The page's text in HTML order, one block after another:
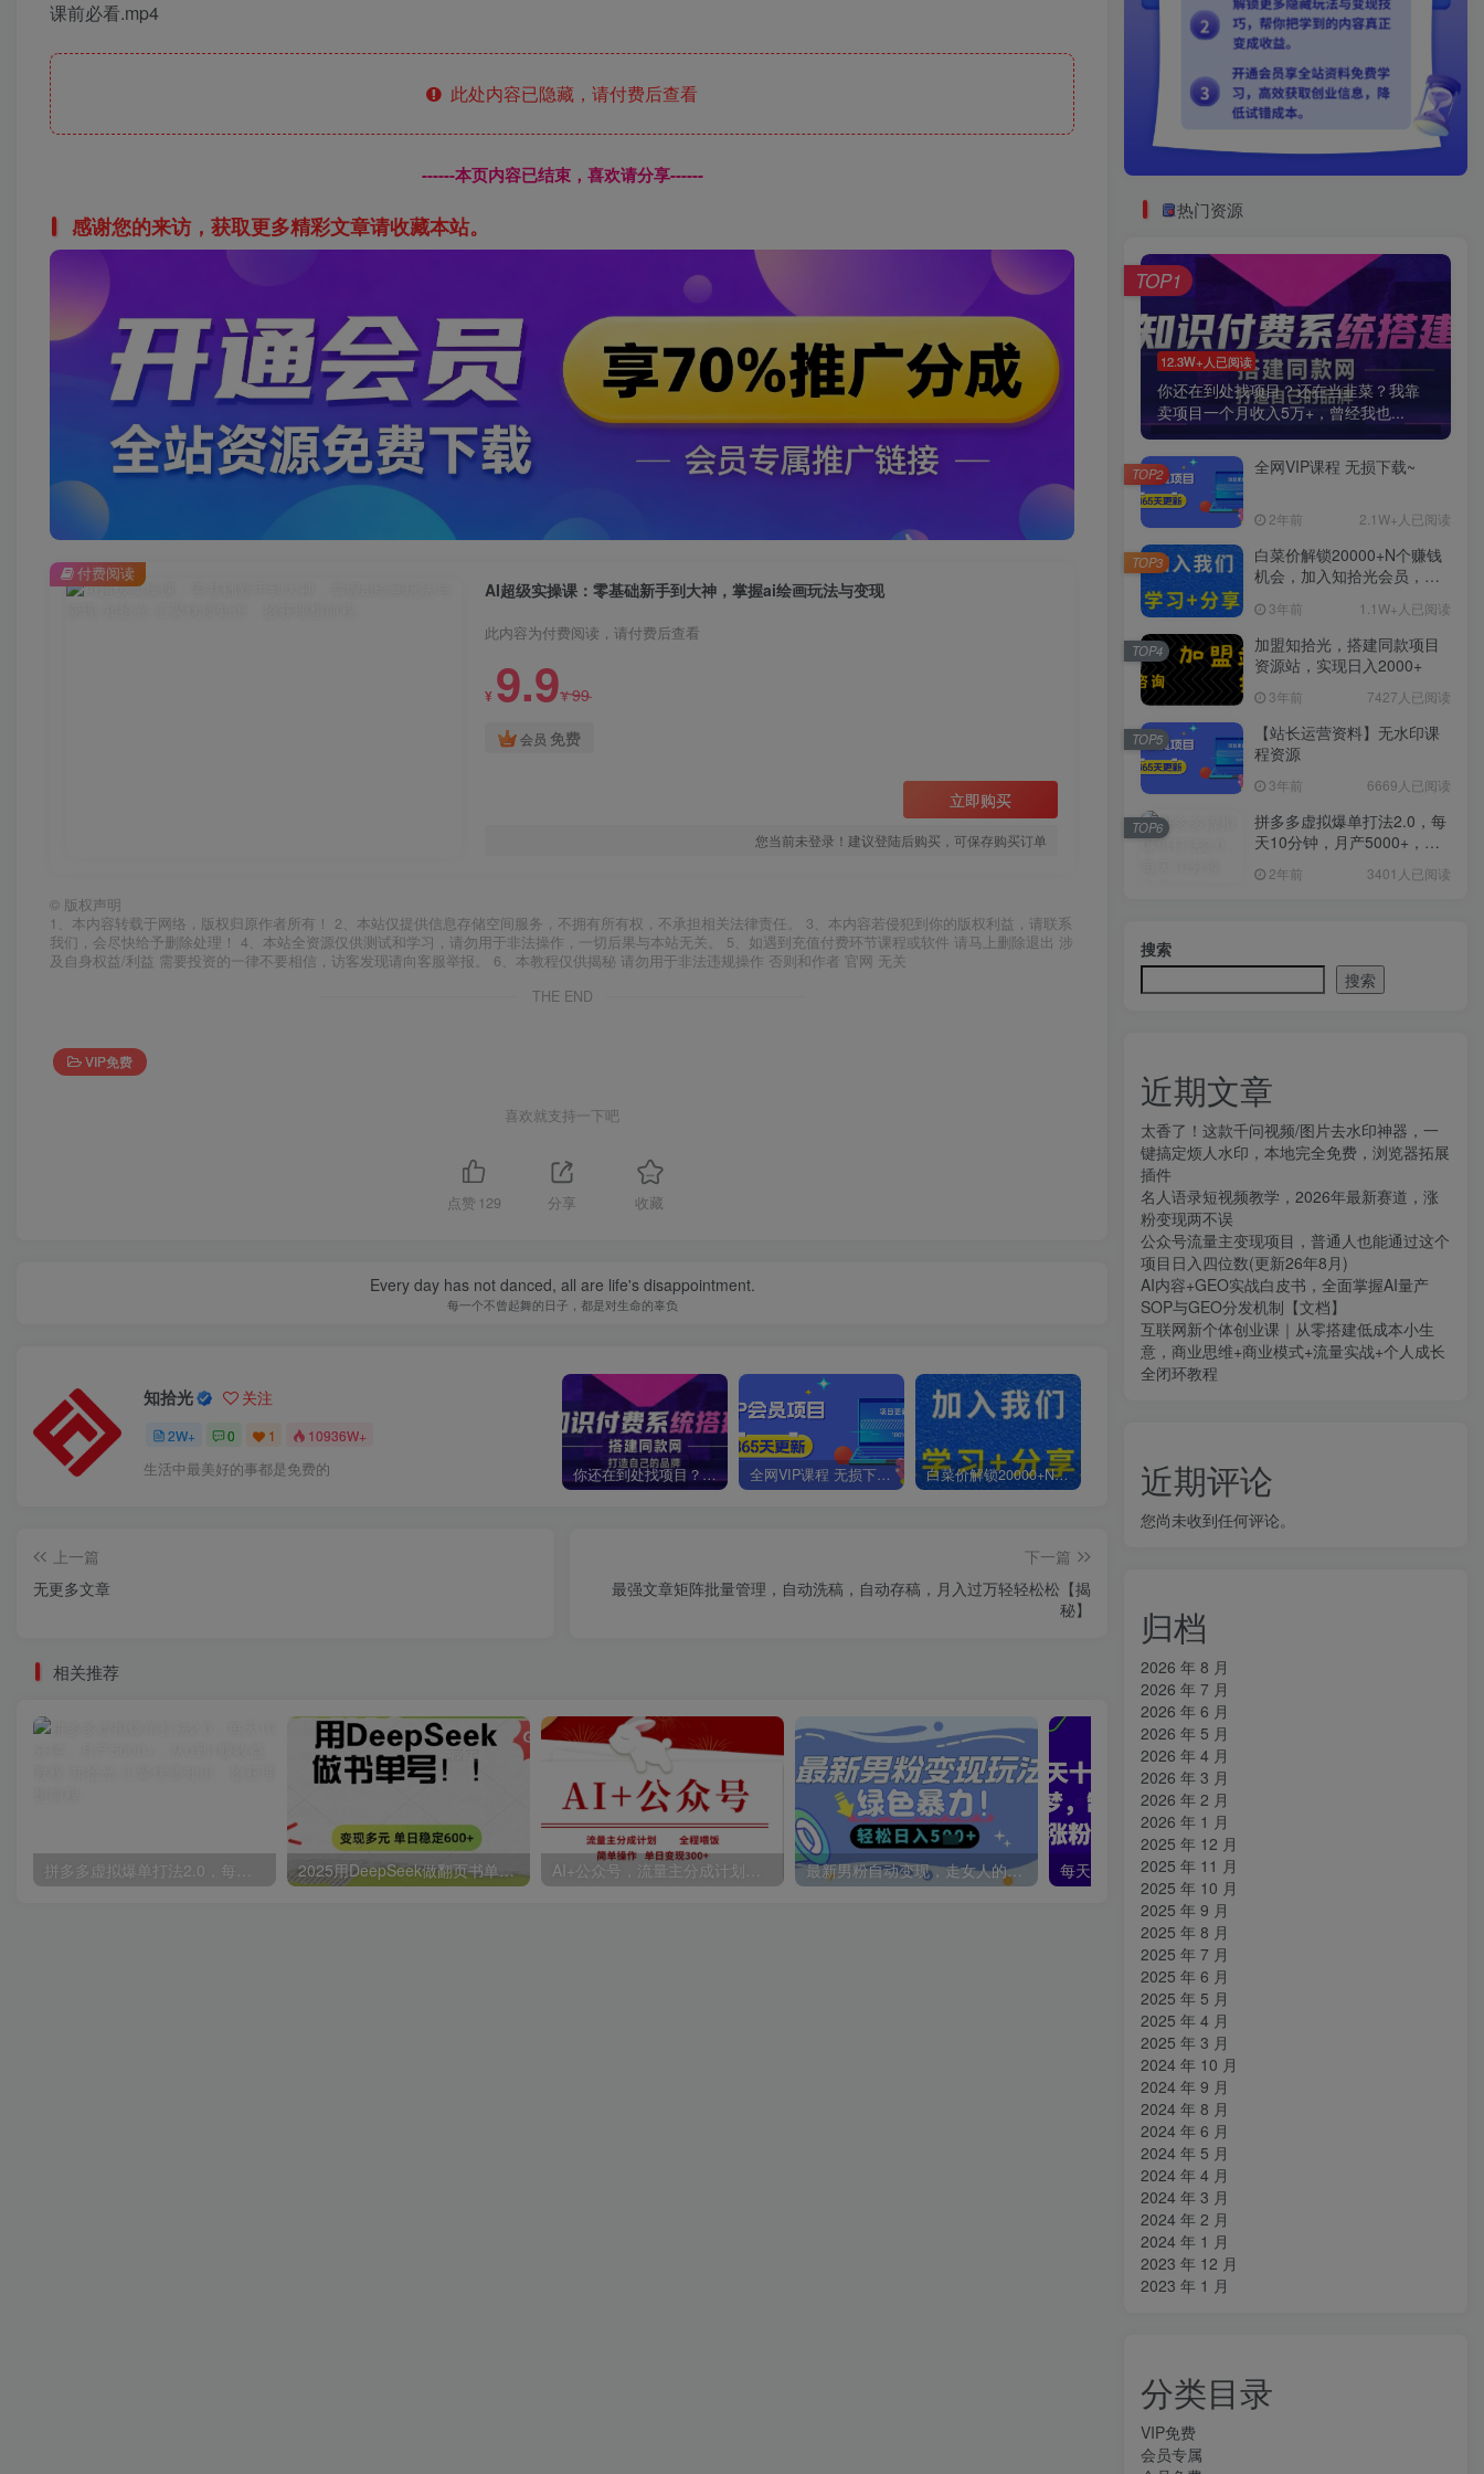
课前必看.mp4
此处内容已隐藏，请付费后查看
------本页内容已结束，喜欢请分享------
感谢您的来访，获取更多精彩文章请收藏本站。
AI超级实操课：零基础新手到大神，掌握ai绘画玩法与变现
此内容为付费阅读，请付费后查看
¥ 9.9¥99
会员 免费
立即购买
您当前未登录！建议登陆后购买，可保存购买订单
付费阅读
© 版权声明
1、本内容转载于网络，版权归原作者所有！ 2、本站仅提供信息存储空间服务，不拥有所有权，不承担相关法律责任。 3、本内容若侵犯到你的版权利益，请联系
我们，会尽快给予删除处理！ 4、本站全资源仅供测试和学习，请勿用于非法操作，一切后果与本站无关。 5、如遇到充值付费环节课程或软件 请马上删除退出 涉
及自身权益/利益 需要投资的一律不要相信，访客发现请向客服举报。 6、本教程仅供揭秘 请勿用于非法违规操作 否则和作者 官网 无关
THE END
VIP免费
喜欢就支持一下吧
点赞 129 分享 收藏
Every day has not danced, all are life's disappointment.
每一个不曾起舞的日子，都是对生命的辜负
知拾光 关注
2W+ 0 1 10936W+
生活中最美好的事都是免费的 你还在到处找项目？还在当韭菜？我靠卖项目一个月收入5万+，曾经我也是个失败者。 全网VIP课程 无损下载~ 白菜价解锁20000+N个赚钱机会，加入知拾光会员，全站资源免费学习。 加盟知拾光，搭建同款项目资源站，实现日入2000+
上一篇
无更多文章
下一篇
最强文章矩阵批量管理，自动洗稿，自动存稿，月入过万轻轻松松【揭
秘】
相关推荐
拼多多虚拟爆单打法2.0，每天10分钟，月产5000+，从0到1赚收益教程 2025用DeepSeek做翻页书单号，涨粉迅速，变现方式多元，单日稳定变现数张 AI+公众号，流量主分成计划，全程喂饭，简单操作，单日变现3张+【揭秘】 最新男粉自动变现，走女人的赛道，挣男人的钱，小白轻松上手，轻松日入5张
热门资源
12.3W+人已阅读
你还在到处找项目？还在当韭菜？我靠
卖项目一个月收入5万+，曾经我也...
TOP1
全网VIP课程 无损下载~
2年前 2.1W+人已阅读
TOP2
白菜价解锁20000+N个赚钱
机会，加入知拾光会员，全
3年前 1.1W+人已阅读
TOP3
加盟知拾光，搭建同款项目
资源站，实现日入2000+
3年前 7427人已阅读
TOP4
【站长运营资料】无水印课
程资源
3年前 6669人已阅读
TOP5
拼多多虚拟爆单打法2.0，每
天10分钟，月产5000+，从0
2年前 3401人已阅读
TOP6
搜索
搜索
近期文章
太香了！这款千问视频/图片去水印神器，一
键搞定烦人水印，本地完全免费，浏览器拓展
插件
名人语录短视频教学，2026年最新赛道，涨
粉变现两不误
公众号流量主变现项目，普通人也能通过这个
项目日入四位数(更新26年8月)
AI内容+GEO实战白皮书，全面掌握AI量产
SOP与GEO分发机制【文档】
互联网新个体创业课｜从零搭建低成本小生
意，商业思维+商业模式+流量实战+个人成长
全闭环教程
近期评论
您尚未收到任何评论。
归档
2026 年 8 月
2026 年 7 月
2026 年 6 月
2026 年 5 月
2026 年 4 月
2026 年 3 月
2026 年 2 月
2026 年 1 月
2025 年 12 月
2025 年 11 月
2025 年 10 月
2025 年 9 月
2025 年 8 月
2025 年 7 月
2025 年 6 月
2025 年 5 月
2025 年 4 月
2025 年 3 月
2024 年 10 月
2024 年 9 月
2024 年 8 月
2024 年 6 月
2024 年 5 月
2024 年 4 月
2024 年 3 月
2024 年 2 月
2024 年 1 月
2023 年 12 月
2023 年 1 月
分类目录
VIP免费
会员专属